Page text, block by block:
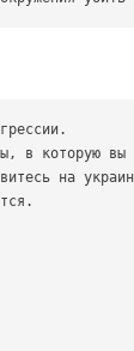
в которую вы
на